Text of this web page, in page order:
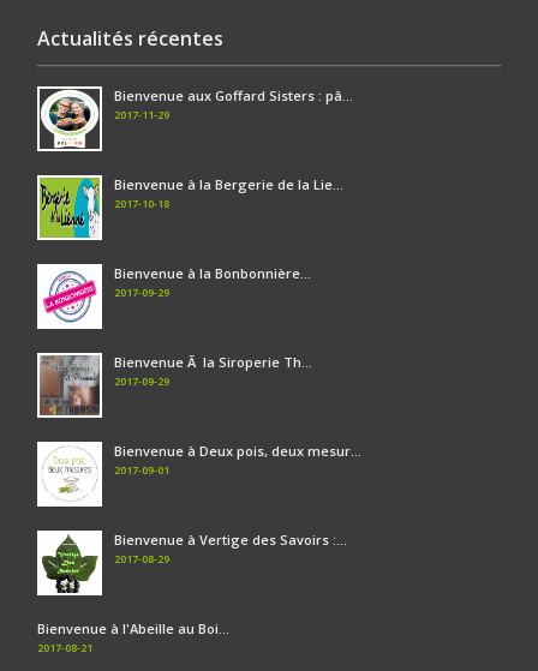
Actualités récentes
Bienvenue aux Goffard Sisters : pâ...
2017-11-29
Bienvenue à la Bergerie de la Lie...
2017-10-18
Bienvenue à la Bonbonnière...
2017-09-29
Bienvenue Ã la Siroperie Th...
2017-09-29
Bienvenue à Deux pois, deux mesur...
2017-09-01
Bienvenue à Vertige des Savoirs :...
2017-08-29
Bienvenue à l'Abeille au Boi...
2017-08-21